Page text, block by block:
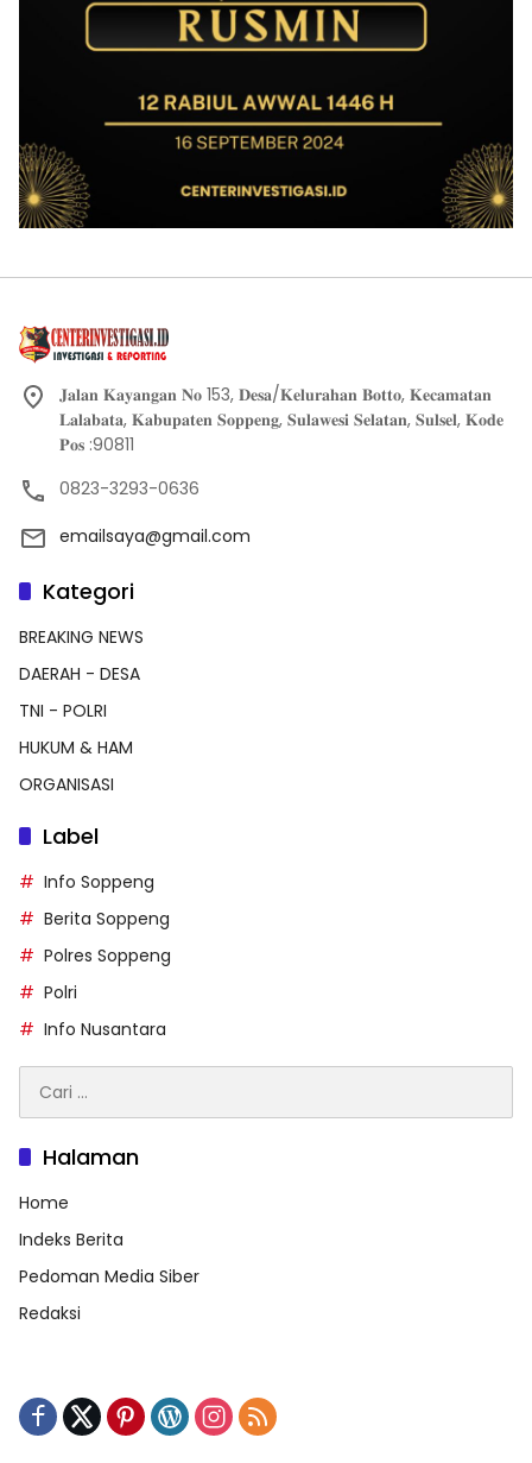
𝐉𝐚𝐥𝐚𝐧 𝐊𝐚𝐲𝐚𝐧𝐠𝐚𝐧 𝐍𝐨 153, 𝐃𝐞𝐬𝐚/𝐊𝐞𝐥𝐮𝐫𝐚𝐡𝐚𝐧 𝐁𝐨𝐭𝐭𝐨, 𝐊𝐞𝐜𝐚𝐦𝐚𝐭𝐚𝐧
𝐋𝐚𝐥𝐚𝐛𝐚𝐭𝐚, 𝐊𝐚𝐛𝐮𝐩𝐚𝐭𝐞𝐧 𝐒𝐨𝐩𝐩𝐞𝐧𝐠, 𝐒𝐮𝐥𝐚𝐰𝐞𝐬𝐢 𝐒𝐞𝐥𝐚𝐭𝐚𝐧, 𝐒𝐮𝐥𝐬𝐞𝐥, 𝐊𝐨𝐝𝐞
𝐏𝐨𝐬 :90811
0823-3293-0636
emailsaya@gmail.com
Kategori
BREAKING NEWS
DAERAH - DESA
TNI - POLRI
HUKUM & HAM
ORGANISASI
Label
Info Soppeng
Berita Soppeng
Polres Soppeng
Polri
Info Nusantara
untuk:
Halaman
Home
Indeks Berita
Pedoman Media Siber
Redaksi